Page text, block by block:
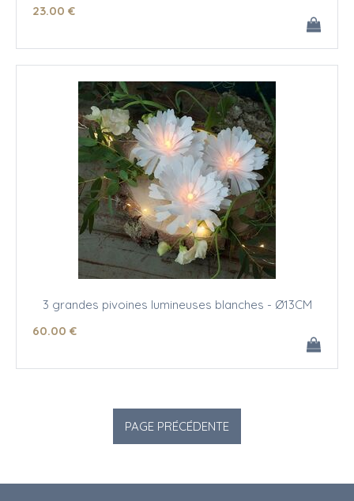
23.00 €
3 grandes pivoines lumineuses blanches - Ø13CM
60.00 €